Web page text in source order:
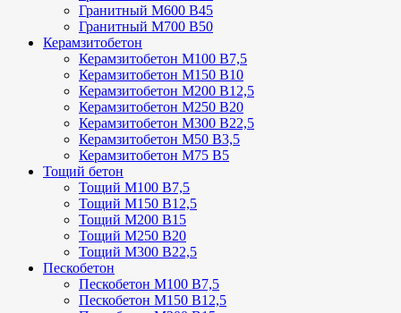
Гранитный М600 В45
Гранитный М700 В50
Керамзитобетон
Керамзитобетон М100 В7,5
Керамзитобетон М150 В10
Керамзитобетон М200 В12,5
Керамзитобетон М250 В20
Керамзитобетон М300 В22,5
Керамзитобетон М50 В3,5
Керамзитобетон М75 В5
Тощий бетон
Тощий М100 В7,5
Тощий М150 В12,5
Тощий М200 В15
Тощий М250 В20
Тощий М300 В22,5
Пескобетон
Пескобетон М100 В7,5
Пескобетон М150 В12,5